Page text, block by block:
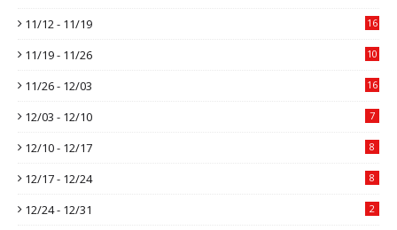
11/12 - 11/19 16
11/19 - 11/26 10
11/26 - 12/03 16
12/03 - 12/10 7
12/10 - 12/17 8
12/17 - 12/24 8
12/24 - 12/31 2